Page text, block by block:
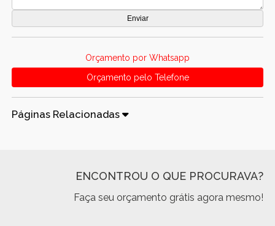
Orçamento por Whatsapp
Orçamento pelo Telefone
Páginas Relacionadas
ENCONTROU O QUE PROCURAVA?
Faça seu orçamento grátis agora mesmo!